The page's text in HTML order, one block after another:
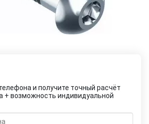
и получите точный расчёт
+ возможность индивидуальной